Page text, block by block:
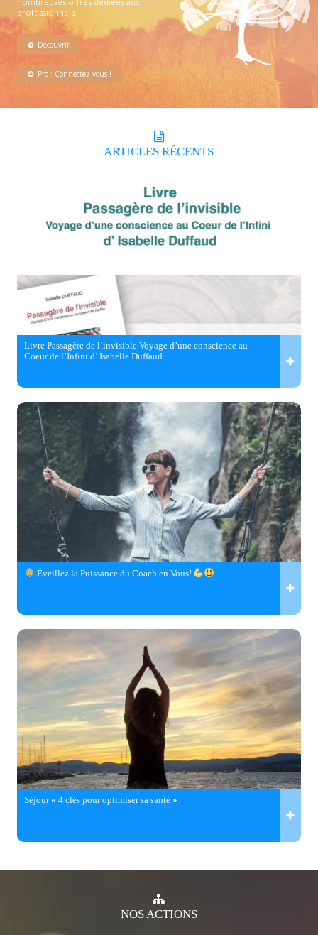
professionnels.
Découvrir
Pro : Connectez-vous !
ARTICLES RÉCENTS
Livre Passagère de l’invisible Voyage d’une conscience au
Coeur de l’Infini d’ Isabelle Duffaud
Éveillez la Puissance du Coach en Vous!
Séjour « 4 clés pour optimiser sa santé »
NOSACTIONS